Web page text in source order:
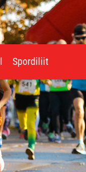
Spordiliit